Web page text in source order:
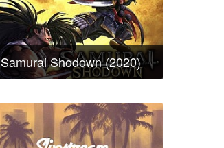
Samurai Shodown (2020)